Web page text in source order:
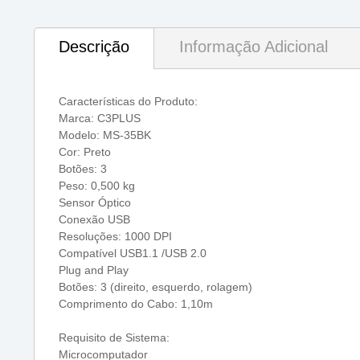
Descrição Informação Adicional
Características do Produto:
Marca: C3PLUS
Modelo: MS-35BK
Cor: Preto
Botões: 3
Peso: 0,500 kg
Sensor Óptico
Conexão USB
Resoluções: 1000 DPI
Compatível USB1.1 /USB 2.0
Plug and Play
Botões: 3 (direito, esquerdo, rolagem)
Comprimento do Cabo: 1,10m
Requisito de Sistema:
Microcomputador